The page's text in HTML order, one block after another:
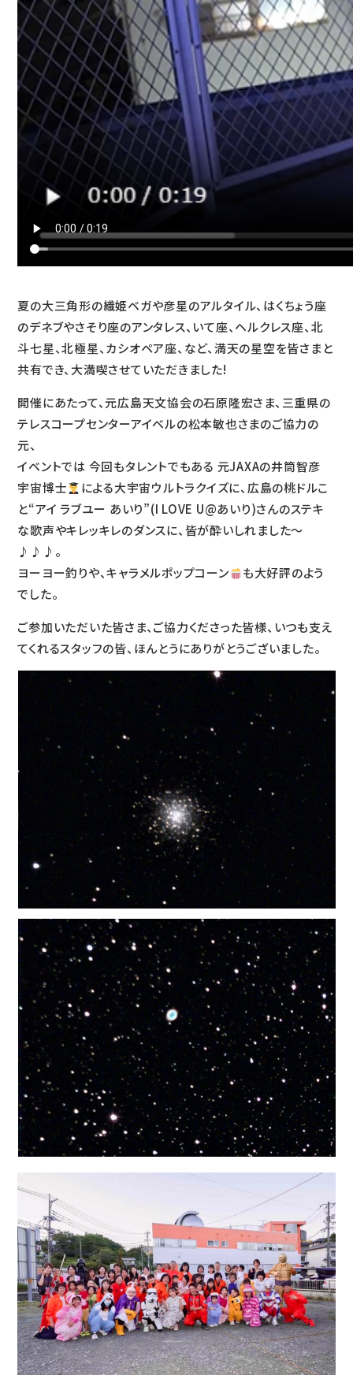
夏の大三角形の織姫ベガや彦星のアルタイル、はくちょう座
のデネブやさそり座のアンタレス、いて座、ヘルクレス座、北
斗七星、北極星、カシオペア座、など、満天の星空を皆さまと
共有でき、大満喫させていただきました!
開催にあたって、元広島天文協会の石原隆宏さま、三重県の
テレスコープセンターアイベルの松本敏也さまのご協力の
元、
イベントでは 今回もタレントでもある 元JAXAの井筒智彦
宇宙博士
による大宇宙ウルトラクイズに、広島の桃ドルこ
と“アイ ラブユー あいり”(I LOVE U@あいり)さんのステキ
な歌声やキレッキレのダンスに、皆が酔いしれました〜
♪♪♪。
ヨーヨー釣りや、キャラメルポップコーン
も大好評のよう
でした。
ご参加いただいた皆さま、ご協力くださった皆様、いつも支え
てくれるスタッフの皆、ほんとうにありがとうございました。